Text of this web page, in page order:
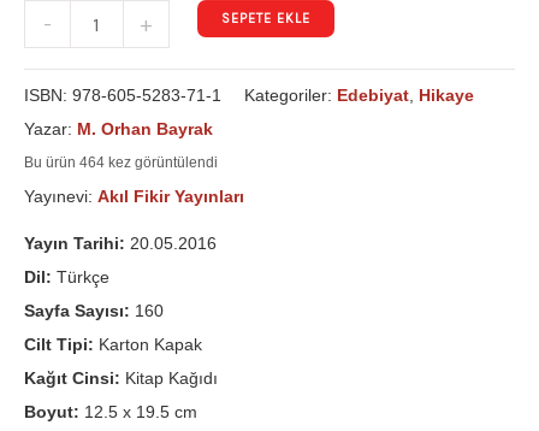
- + SEPETE EKLE
ISBN: 978-605-5283-71-1 Kategoriler: Edebiyat Hikaye
Yazar: M. Orhan Bayrak
Bu ürün 464 kez görüntülendi
Yayınevi: Akıl Fikir Yayınları
Yayın Tarihi: 20.05.2016
Dil: Türkçe
Sayfa Sayısı: 160
Cilt Tipi: Karton Kapak
Kağıt Cinsi: Kitap Kağıdı
Boyut: 12.5 x 19.5 cm